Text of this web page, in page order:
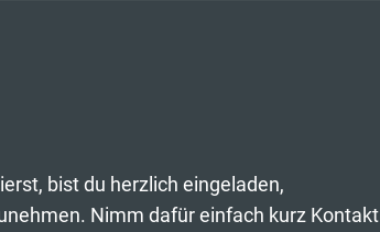
bist du herzlich eingeladen,
Nimm dafür einfach kurz Kontakt